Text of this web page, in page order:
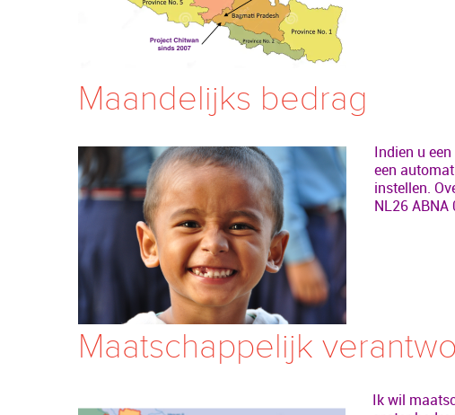
Maandelijks bedrag
Indien u
een
instellen.
NL26
Maatschappelijk
Ik wil